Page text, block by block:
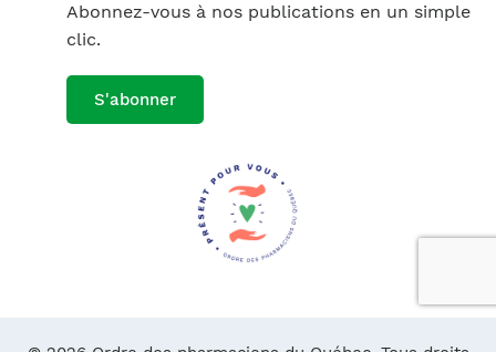
Abonnez-vous à nos publications en un simple
clic.
S'abonner